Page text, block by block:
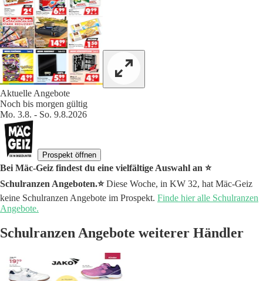
Aktuelle Angebote
Noch bis morgen gültig
Mo. 3.8. - So. 9.8.2026
Prospekt öffnen
Bei Mäc-Geiz findest du eine vielfältige Auswahl an ⭐️
Schulranzen Angeboten.⭐️Diese Woche, in KW 32, hat Mäc-Geiz
keine Schulranzen Angebote im Prospekt. Finde hier alle Schulranzen
Angebote.
Schulranzen Angebote weiterer Händler